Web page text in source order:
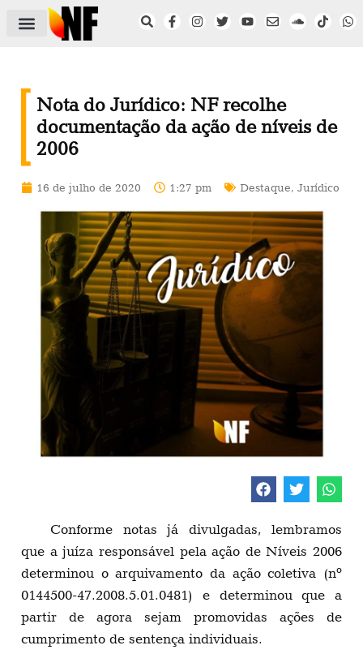
Nota do Jurídico: NF recolhe
documentação da ação de níveis de
2006
16 de julho de 2020 1:27 pm Destaque, Jurídico
Conforme notas já divulgadas, lembramos
que a juíza responsável pela ação de Níveis 2006
determinou o arquivamento da ação coletiva (nº
0144500-47.2008.5.01.0481) e determinou que a
partir de agora sejam promovidas ações de
cumprimento de sentença individuais.